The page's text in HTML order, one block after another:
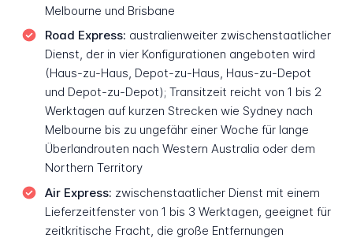
Melbourne und Brisbane
Road Express: australienweiter zwischenstaatlicher
Dienst, der in vier Konfigurationen angeboten wird
(Haus-zu-Haus, Depot-zu-Haus, Haus-zu-Depot
und Depot-zu-Depot); Transitzeit reicht von 1 bis 2
Werktagen auf kurzen Strecken wie Sydney nach
Melbourne bis zu ungefähr einer Woche für lange
Überlandrouten nach Western Australia oder dem
Northern Territory
Air Express: zwischenstaatlicher Dienst mit einem
Lieferzeitfenster von 1 bis 3 Werktagen, geeignet für
zeitkritische Fracht, die große Entfernungen